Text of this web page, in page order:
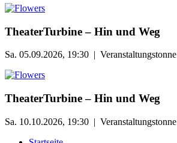
TheaterTurbine – Hin und Weg
Sa. 05.09.2026, 19:30 | Veranstaltungstonne
TheaterTurbine – Hin und Weg
Sa. 10.10.2026, 19:30 | Veranstaltungstonne